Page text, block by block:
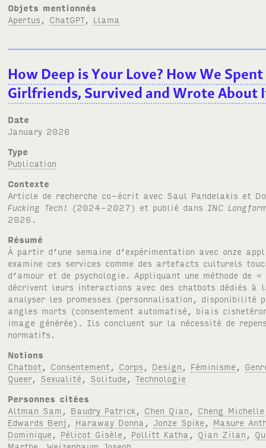
Objets mentionnés
Apertus
ChatGPT, Llama
How Deep is Your Love? How We
Girlfriends, Survived and Wrote About
Date
January 2026
Type
Publication
Contexte
Article de recherche co-écrit avec Saul Pandelakis et
Fucking Tech! (2024-2027) et publié dans INC
2026.
Résumé
À partir d’une semaine d’expérimentation avec onze
examine ces services comme des artefacts culturels
d’amour et de psychologie. Appliquant une méthode de
décrivent leurs interactions avec des chatbots dédiés
analyser les promesses (personnalisation, disponibilité
angles morts (consentement automatisé, biais
image générée). Ils concluent sur la nécessité de
normatifs.
Notions
Chatbot
Consentement Corps Design Féminisme
Queer, Sexualité Solitude ,Technologie
Personnes citées
Altman Sam
Baudry Patrick Chen Qian Cheng Michelle
Edwards Benj
Haraway Donna Jonze Spike
Masure
Dominique
Pélicot Gisèle Pollitt Katha Qian Zilan
Marthe ,Weizenbaum Joseph